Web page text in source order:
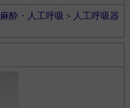
麻酔・人工呼吸 ＞ 人工呼吸器